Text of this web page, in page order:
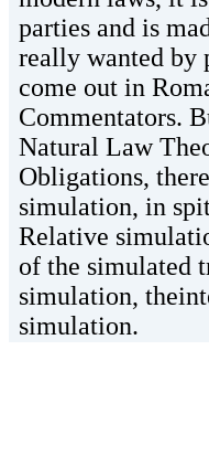
parties and is
really wanted by
come out in
Commentators.
Natural Law
Obligations,
simulation, in
Relative
of the simulated
simulation,
simulation.